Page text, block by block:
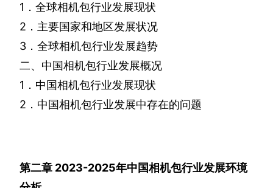
1 ．全球相机包行业发展现状
2 ．主要国家和地区发展状况
3 ．全球相机包行业发展趋势
二、中国相机包行业发展概况
1 ．中国相机包行业发展现状
2 ．中国相机包行业发展中存在的问题
第二章 2023-2025年中国相机包行业发展环境